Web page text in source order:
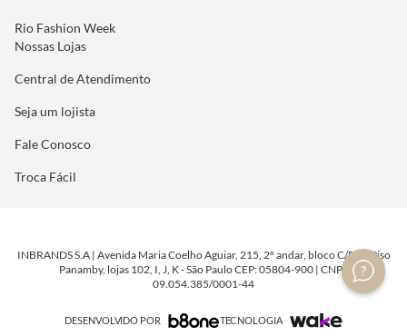
Rio Fashion Week
Nossas Lojas
Central de Atendimento
Seja um lojista
Fale Conosco
Troca Fácil
INBRANDS S.A | Avenida Maria Coelho Aguiar, 215, 2º andar, bloco C/E/G, Piso
Panamby, lojas 102, I, J, K - São Paulo CEP: 05804-900 | CNPJ:
09.054.385/0001-44
DESENVOLVIDO POR TECNOLOGIA